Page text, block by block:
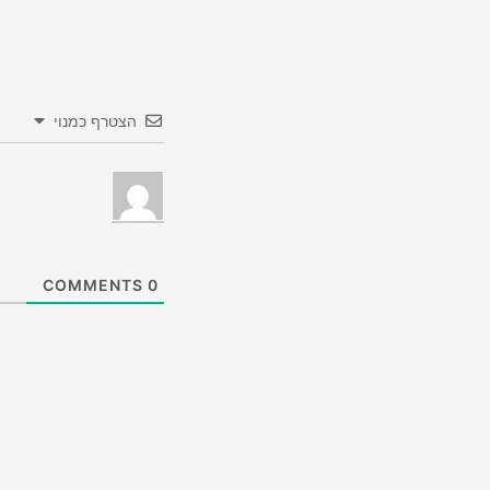
הצטרף כמנוי
0